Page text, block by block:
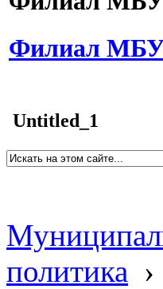
Филиал МБУ
Untitled_1
политика ›